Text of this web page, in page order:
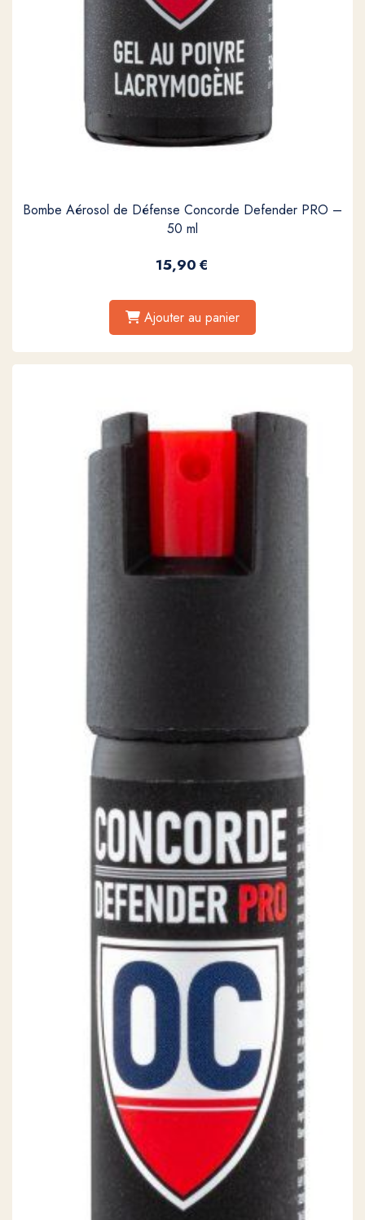
Bombe Aérosol de Défense Concorde Defender PRO –
50 ml
15,90€
Ajouter au panier